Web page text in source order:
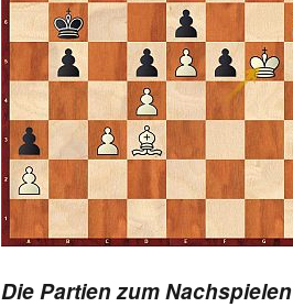
Die Partien zum Nachspielen